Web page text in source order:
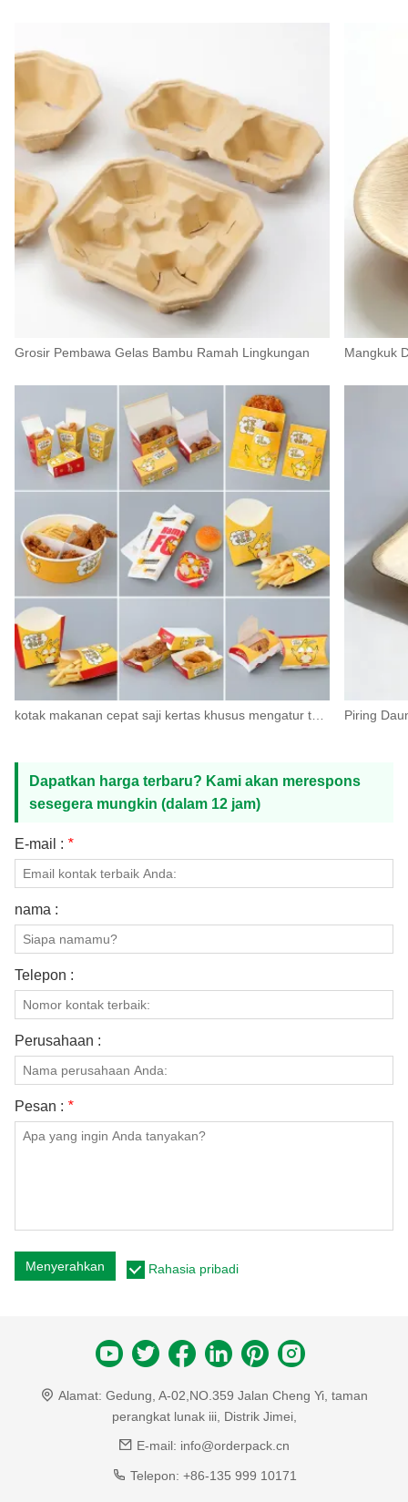
Grosir Pembawa Gelas Bambu Ramah Lingkungan
Piring
Dapatkan harga terbaru? Kami akan merespons
sesegera mungkin (dalam 12 jam)
E-mail : *
nama :
Telepon :
Perusahaan :
Pesan : *
Menyerahkan Rahasia pribadi
Alamat: Gedung, A-02,NO.359 Jalan Cheng Yi, taman
perangkat lunak iii, Distrik Jimei,
E-mail: info@orderpack.cn
Telepon: +86-135 999 10171